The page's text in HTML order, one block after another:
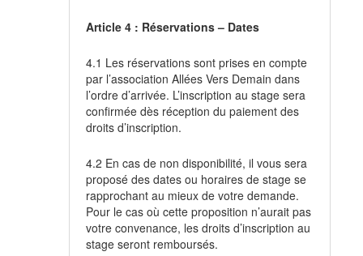
Article 4 : Réservations – Dates
4.1 Les réservations sont prises en compte
par l’association Allées Vers Demain dans
l’ordre d’arrivée. L’inscription au stage sera
confirmée dès réception du paiement des
droits d’inscription.
4.2 En cas de non disponibilité, il vous sera
proposé des dates ou horaires de stage se
rapprochant au mieux de votre demande.
Pour le cas où cette proposition n’aurait pas
votre convenance, les droits d’inscription au
stage seront remboursés.